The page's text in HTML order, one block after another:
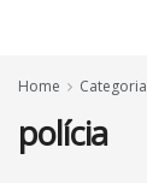
Home Categoria
polícia